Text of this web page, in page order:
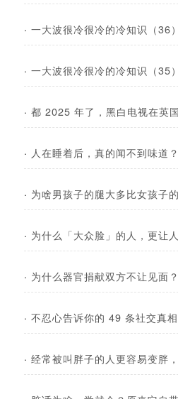
· 一大波很冷很冷的冷知识（36
· 一大波很冷很冷的冷知识（35
· 都 2025 年了，黑白电视在英
· 人在睡着后，真的闻不到味道？
· 为啥男孩子的腿大多比女孩子
· 为什么「大众脸」的人，更让
· 为什么器官捐献双方不让见面？
· 不忍心告诉你的 49 条社交真相
· 经常被叫胖子的人更容易变胖